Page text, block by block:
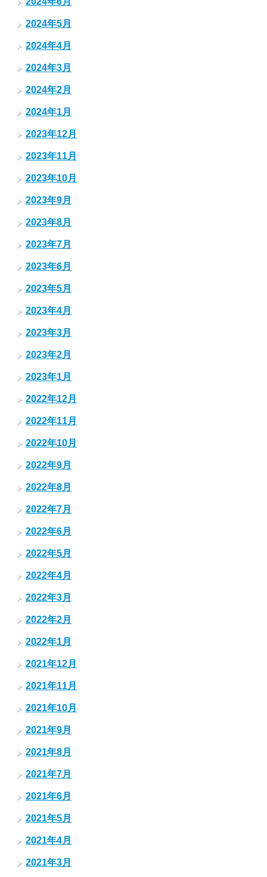
2024年5月
2024年4月
2024年3月
2024年2月
2024年1月
2023年12月
2023年11月
2023年10月
2023年9月
2023年8月
2023年7月
2023年6月
2023年5月
2023年4月
2023年3月
2023年2月
2023年1月
2022年12月
2022年11月
2022年10月
2022年9月
2022年8月
2022年7月
2022年6月
2022年5月
2022年4月
2022年3月
2022年2月
2022年1月
2021年12月
2021年11月
2021年10月
2021年9月
2021年8月
2021年7月
2021年6月
2021年5月
2021年4月
2021年3月